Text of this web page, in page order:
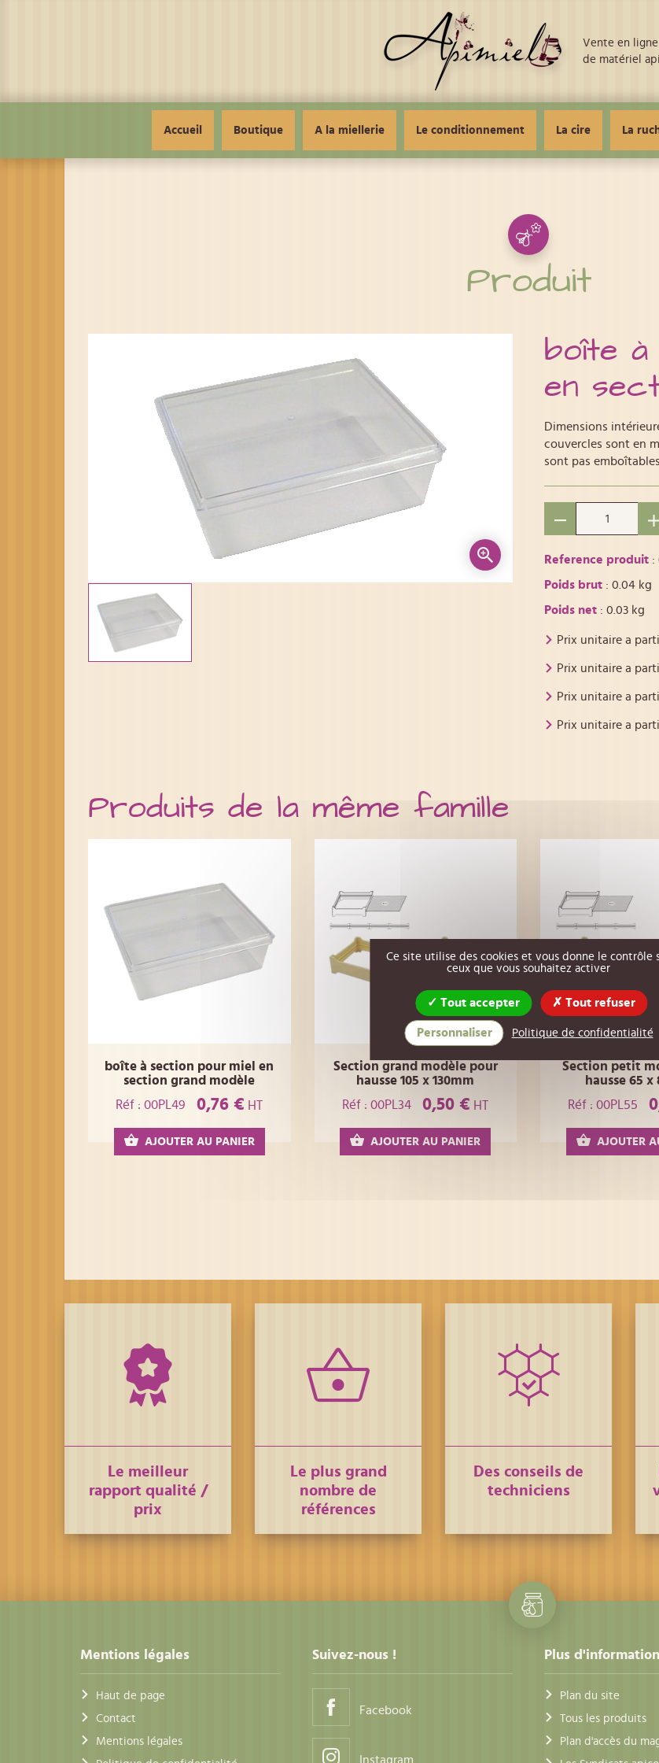
Produit
boîte
en
Dimensions
couvercles sont en
sont pas emboîtables.
Reference produit :
Poids brut : 0.04 kg
Poids net : 0.03 kg
Prix unitaire a
Prix unitaire a
Prix unitaire a
Prix unitaire a
Produits de la même famille
boîte à section pour miel en
section grand modèle
Réf : 00PL49
0,76 € HT
AJOUTER AU PANIER
Section grand modèle pour
hausse 105 x 130mm
Réf : 00PL34
0,50 € HT
AJOUTER AU PANIER
Section petit
hausse 65 x
Réf : 00PL55
AJOUTER
Vente en ligne
de matériel
Le meilleur
rapport qualité /
prix
Le plus grand
nombre de
références
Des conseils de
techniciens
Mentions légales
Haut de page
Contact
Mentions légales
Suivez-nous !
Facebook
Instagram
Plus
Plan du site
Tous les produits
Plan d'accès du
Accueil Boutique A la miellerie Le conditionnement La cire La
Ce site utilise des cookies et vous donne le contrôle
ceux que vous souhaitez activer
Tout accepter Tout refuser
Personnaliser Politique de confidentialité